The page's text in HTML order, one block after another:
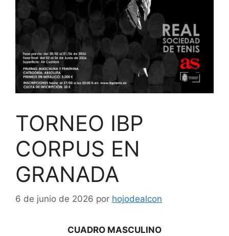
TORNEO IBP
CORPUS EN
GRANADA
6 de junio de 2026 por hojodealcon
CUADRO MASCULINO